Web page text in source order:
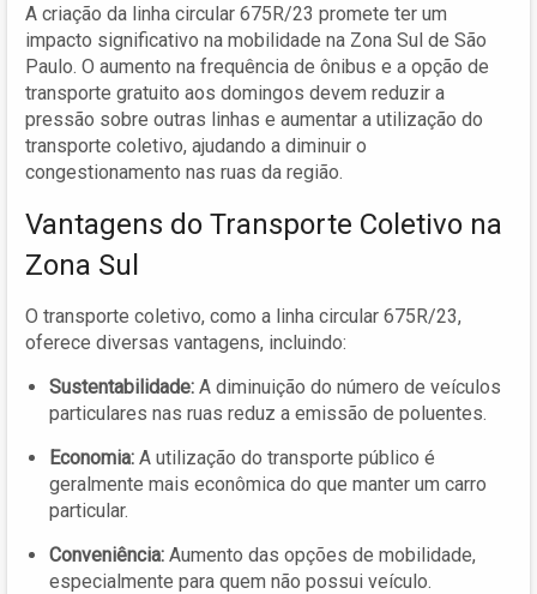
A criação da linha circular 675R/23 promete ter um
impacto significativo na mobilidade na Zona Sul de São
Paulo. O aumento na frequência de ônibus e a opção de
transporte gratuito aos domingos devem reduzir a
pressão sobre outras linhas e aumentar a utilização do
transporte coletivo, ajudando a diminuir o
congestionamento nas ruas da região.
Vantagens do Transporte Coletivo na
Zona Sul
O transporte coletivo, como a linha circular 675R/23,
oferece diversas vantagens, incluindo:
Sustentabilidade: A diminuição do número de veículos
particulares nas ruas reduz a emissão de poluentes.
Economia: A utilização do transporte público é
geralmente mais econômica do que manter um carro
particular.
Conveniência: Aumento das opções de mobilidade,
especialmente para quem não possui veículo.